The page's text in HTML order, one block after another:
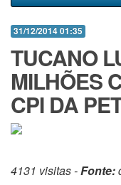
31/12/2014 01:35
TUCANO
MILHÕES
CPI DA
4131 visitas -Fonte: